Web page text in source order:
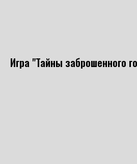
Игра "Тайны заброшенного